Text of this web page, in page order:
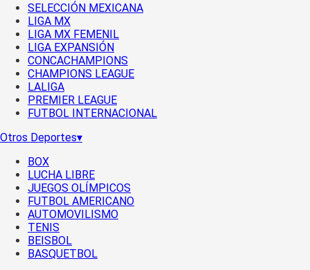
SELECCIÓN MEXICANA
LIGA MX
LIGA MX FEMENIL
LIGA EXPANSIÓN
CONCACHAMPIONS
CHAMPIONS LEAGUE
LALIGA
PREMIER LEAGUE
FUTBOL INTERNACIONAL
Otros Deportes▾
BOX
LUCHA LIBRE
JUEGOS OLÍMPICOS
FUTBOL AMERICANO
AUTOMOVILISMO
TENIS
BEISBOL
BASQUETBOL